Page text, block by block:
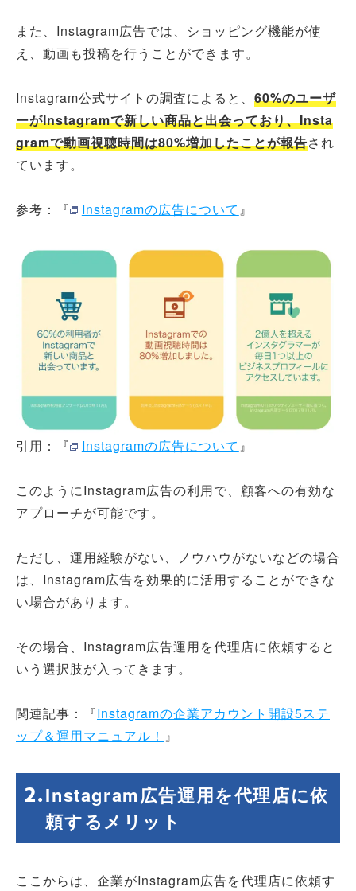
また、Instagram広告では、ショッピング機能が使
え、動画も投稿を行うことができます。
Instagram公式サイトの調査によると、 60%のユーザ
ーがInstagramで新しい商品と出会っており、Insta
gramで動画視聴時間は80%増加したことが報告され
ています。
参考：『 Instagramの広告について 』
引用：『 Instagramの広告について 』
このようにInstagram広告の利用で、顧客への有効な
アプローチが可能です。
ただし、運用経験がない、ノウハウがないなどの場合
は、Instagram広告を効果的に活用することができな
い場合があります。
その場合、Instagram広告運用を代理店に依頼すると
いう選択肢が入ってきます。
関連記事：『Instagramの企業アカウント開設5ステ
ップ＆運用マニュアル！ 』
Instagram広告運用を代理店に依
頼するメリット
ここからは、企業がInstagram広告を代理店に依頼す